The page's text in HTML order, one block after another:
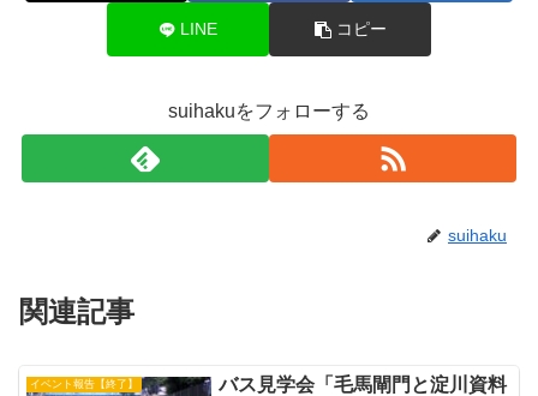
LINE コピー
suihakuをフォローする
suihaku
関連記事
イベント報告【終了】
バス見学会「毛馬閘門と淀川資料